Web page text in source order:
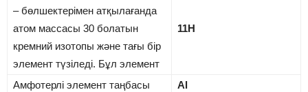
– бөлшектерімен атқылағанда
атом массасы 30 болатын
кремний изотопы және тағы бір
элемент түзіледі. Бұл элемент
11H
Амфотерлі элемент таңбасы
Al